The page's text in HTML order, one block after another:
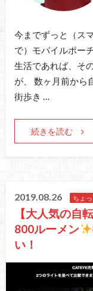
今までずっと（ス
で）モバイルポー
生活であれば、そ
が、 数ヶ月前から
街歩き …
続きを読む
2019.08.26 ちょ
【大人気の自
800ルーメン
い！